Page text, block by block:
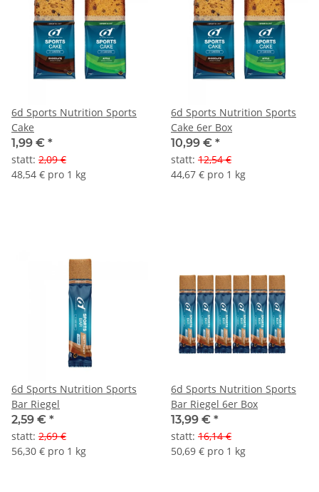
6d Sports Nutrition Sports
Cake
1,99 € *
statt: 2,09 €
48,54 € pro 1 kg
6d Sports Nutrition Sports
Cake 6er Box
10,99 € *
statt: 12,54 €
44,67 € pro 1 kg
6d Sports Nutrition Sports
Bar Riegel
2,59 € *
statt: 2,69 €
56,30 € pro 1 kg
6d Sports Nutrition Sports
Bar Riegel 6er Box
13,99 € *
statt: 16,14 €
50,69 € pro 1 kg